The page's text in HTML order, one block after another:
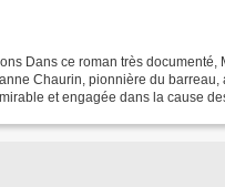
Dans ce roman très documenté,
Chaurin, pionnière du barreau,
et engagée dans la cause